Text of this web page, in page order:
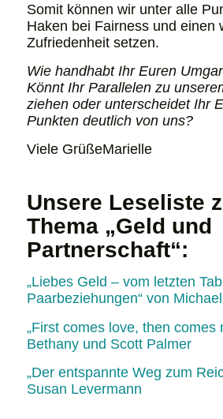
Somit können wir unter alle
Haken bei Fairness und einen
Zufriedenheit setzen.
Wie handhabt Ihr Euren
Könnt Ihr Parallelen zu
ziehen oder unterscheidet Ihr
Punkten deutlich von uns?
Viele GrüßeMarielle
Unsere Leseliste
Thema „Geld und
Partnerschaft“:
„Liebes Geld – vom letzten
Paarbeziehungen“ von
„First comes love, then comes
Bethany und Scott Palmer
„Der entspannte Weg zum
Susan Levermann